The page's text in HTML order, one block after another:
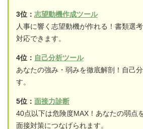
3位： 志望動機作成ツール
人事に響く志望動機が作れる！書類選
対応できます。
4位： 自己分析ツール
あなたの強み・弱みを徹底解剖！自己
す。
5位： 面接力診断
40点以下は危険度MAX！あなたの弱点
面接対策につなげられます。